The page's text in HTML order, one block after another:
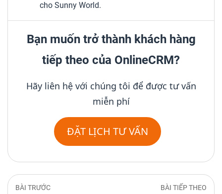
cho Sunny World.
Bạn muốn trở thành khách hàng
tiếp theo của OnlineCRM?
Hãy liên hệ với chúng tôi để được tư vấn
miễn phí
ĐẶT LỊCH TƯ VẤN
BÀI TRƯỚC BÀI TIẾP THEO